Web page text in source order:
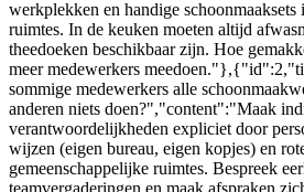
werkplekken en handige schoonmaaksets
ruimtes. In de keuken moeten altijd
theedoeken beschikbaar zijn. Hoe
meer medewerkers
sommige medewerkers alle
anderen niets doen?","content":"Maak
verantwoordelijkheden expliciet door
wijzen (eigen bureau, eigen kopjes) en
gemeenschappelijke ruimtes. Bespreek
teamvergaderingen en maak afspraken